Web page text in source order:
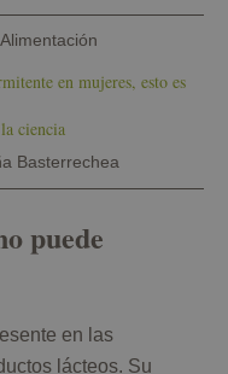
Alimentación
en mujeres, esto es
ciencia
Basterrechea
puede
en las
lácteos. Su